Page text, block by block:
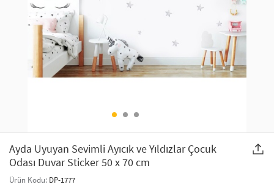
SAÇ AKSESUARLARI
GELİN / DÜĞÜN AKSESUARLARI
TELEFON ASKISI
ŞAL VE FULAR
ODA KOKUSU VE MUM
PARTİ SÜSLERİ
YILBAŞI ÜRÜNLERİ
KULLAN AT TABAK BARDAK SETİ
Ayda Uyuyan Sevimli Ayıcık ve Yıldızlar Çocuk
Odası Duvar Sticker 50 x 70 cm
Ürün Kodu: DP-1777